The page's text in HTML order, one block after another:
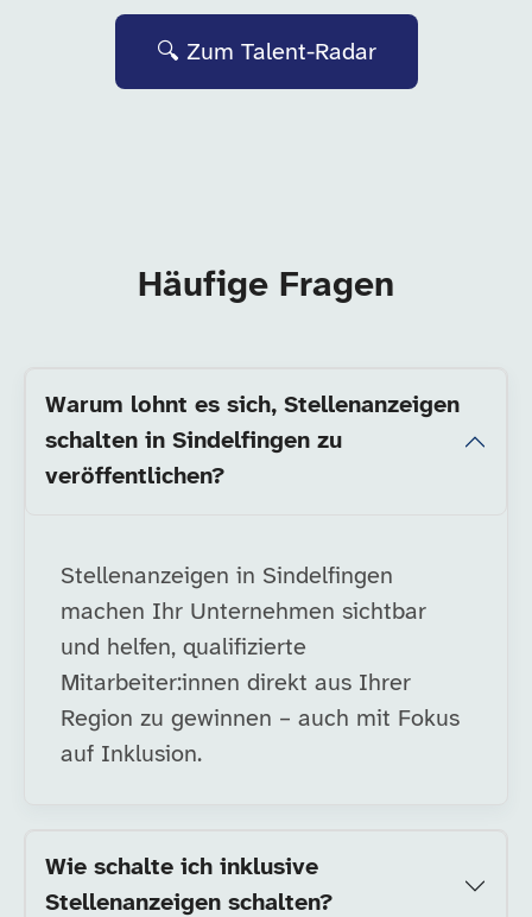
🔍 Zum Talent-Radar
Häufige Fragen
Warum lohnt es sich, Stellenanzeigen
schalten in Sindelfingen zu
veröffentlichen?
Stellenanzeigen in Sindelfingen
machen Ihr Unternehmen sichtbar
und helfen, qualifizierte
Mitarbeiter:innen direkt aus Ihrer
Region zu gewinnen – auch mit Fokus
auf Inklusion.
Wie schalte ich inklusive
Stellenanzeigen schalten?